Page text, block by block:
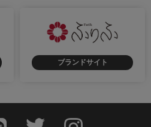
ブランドサイト